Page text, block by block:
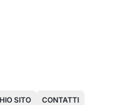
SITO CONTATTI